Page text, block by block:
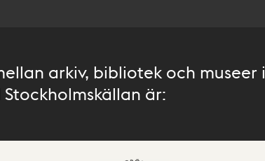
arkiv, bibliotek och museer i
är: